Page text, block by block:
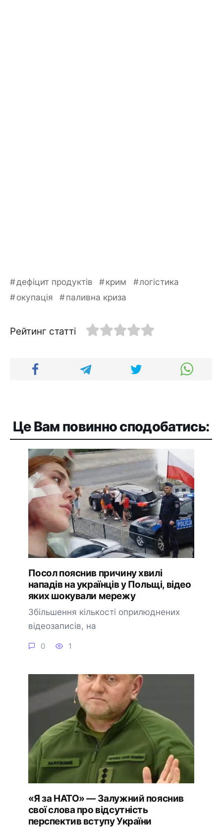
дефіцит продуктів крим
логістика
окупація
паливна криза
Рейтинг статті
Це Вам повинно сподобатись:
Посол пояснив причину хвилі
нападів на українців у Польщі, відео
яких шокували мережу
Збільшення кількості оприлюднених
відеозаписів, на
0 1
«Я за НАТО» — Залужний пояснив
свої слова про відсутність
перспектив вступу України